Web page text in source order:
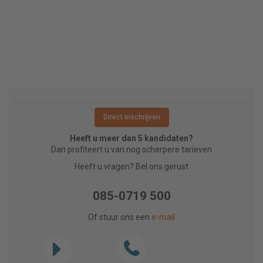
Direct inschrijven
Heeft u meer dan 5 kandidaten?
Dan profiteert u van nog scherpere tarieven
Heeft u vragen? Bel ons gerust
085-0719 500
Of stuur ons een e-mail